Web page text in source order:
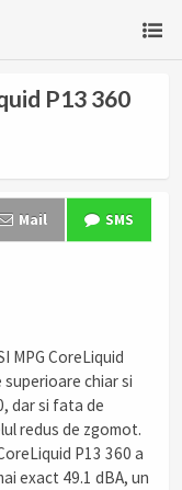
P13 360
Mail SMS
MPG CoreLiquid
chiar si
dar si fata de
redus de zgomot.
P13 360 a
exact 49.1 dBA, un